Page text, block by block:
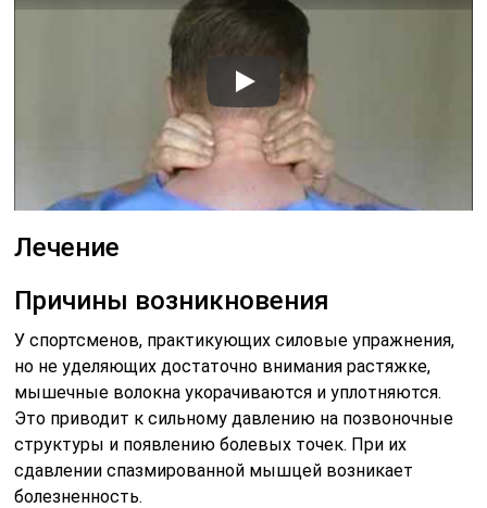
Лечение
Причины возникновения
У спортсменов, практикующих силовые упражнения,
но не уделяющих достаточно внимания растяжке,
мышечные волокна укорачиваются и уплотняются.
Это приводит к сильному давлению на позвоночные
структуры и появлению болевых точек. При их
сдавлении спазмированной мышцей возникает
болезненность.